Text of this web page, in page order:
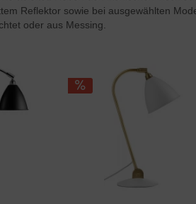
Reflektor sowie bei ausgewählten
oder aus Messing.